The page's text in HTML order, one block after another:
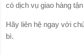
có dịch vụ giao hàng
Hãy liên hệ ngay với
bì.